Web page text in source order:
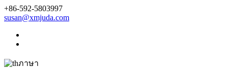
+86-592-5803997
susan@xmjuda.com
ภาษา